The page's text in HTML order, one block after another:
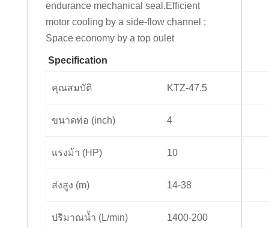
endurance mechanical seal.Efficient
motor cooling by a side-flow channel ;
Space economy by a top oulet
Specification
คุณสมบัติ KTZ-47.5
ขนาดท่อ (inch) 4
แรงม้า (HP) 10
ส่งสูง (m) 14-38
ปริมาณน้ำ (L/min) 1400-200